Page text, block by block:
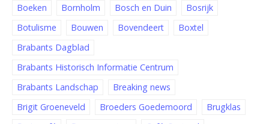
Boeken
Bornholm Bosch en Duin
Bosrijk
Botulisme
Bouwen Bovendeert
Boxtel
Brabants Dagblad
Brabants Historisch Informatie Centrum
Brabants Landschap
Breaking news
Brigit Groeneveld
Broeders Goedemoord
Brugklas